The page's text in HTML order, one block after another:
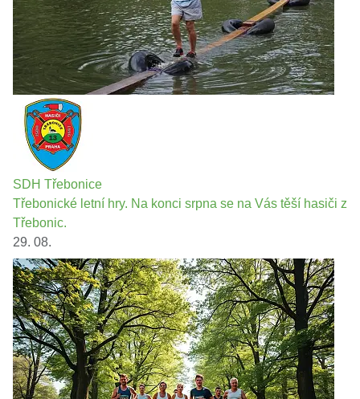
SDH Třebonice
Třebonické letní hry. Na konci srpna se na Vás těší hasiči z
Třebonic.
29. 08.